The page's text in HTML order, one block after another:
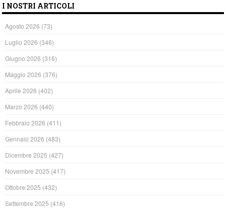
I NOSTRI ARTICOLI
Agosto 2026 (73)
Luglio 2026 (346)
Giugno 2026 (316)
Maggio 2026 (376)
Aprile 2026 (402)
Marzo 2026 (440)
Febbraio 2026 (411)
Gennaio 2026 (483)
Dicembre 2025 (427)
Novembre 2025 (417)
Ottobre 2025 (432)
Settembre 2025 (416)